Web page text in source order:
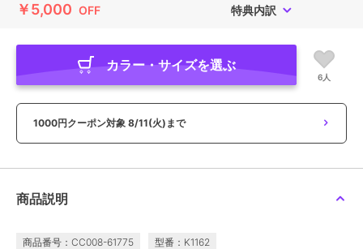
￥5,000 OFF 特典内訳
カラー・サイズを選ぶ
6人
1000円クーポン対象 8/11(火)まで
商品説明
商品番号：CC008-61775 型番：K1162